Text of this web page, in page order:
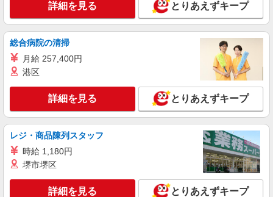
接客・調理スタッフ（簡単な接客・調理・清
掃・など）
北海道札幌市東区伏古8条2丁目1-1
詳細を見る
オリーブの丘 札幌本町店
キッチン（フード）スタッフ
時給1150円 ※22:00以降は時給1438円 ※高校
北海道札幌市東区本町2条3丁目8-7
詳細を見る とりあえずキープ
総合病院の清掃
月給 257,400円
港区
詳細を見る とりあえずキープ
レジ・商品陳列スタッフ
時給 1,180円
堺市堺区
詳細を見る とりあえずキープ